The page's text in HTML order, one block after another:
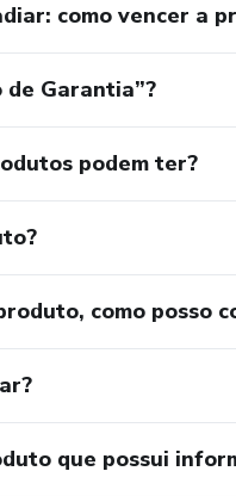
como vencer a
de Garantia”?
podem ter?
como posso
que possui